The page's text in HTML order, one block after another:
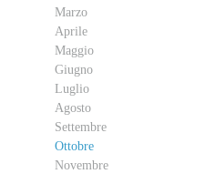
Marzo
Aprile
Maggio
Giugno
Luglio
Agosto
Settembre
Ottobre
Novembre